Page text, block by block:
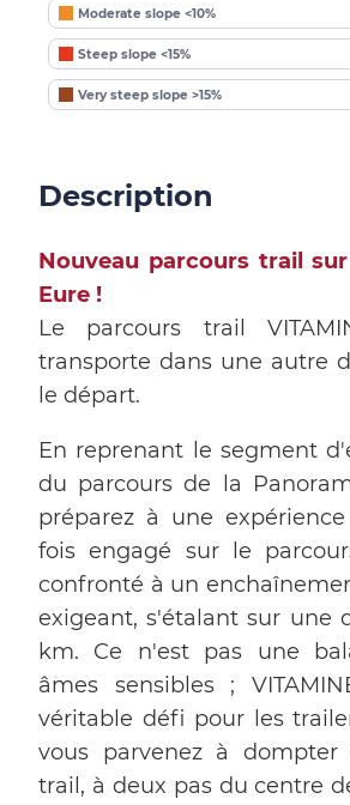
Moderate slope <10%
Steep slope <15%
Very steep slope >15%
Description
Nouveau parcours trail
Eure !
Le parcours trail
transporte dans une autre
le départ.
En reprenant le segment
du parcours de la
préparez à une
fois engagé sur le
confronté à un
exigeant, s'étalant sur une
km. Ce n'est pas une
âmes sensibles ;
véritable défi pour les
vous parvenez à
trail, à deux pas du centre